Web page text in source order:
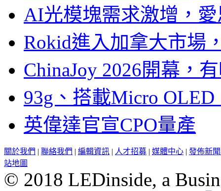
AI光模塊需求激增，
Rokid進入加拿大市場
ChinaJoy 2026開幕，
93g、搭載Micro
英偉達官宣CPO量產
關於我們 | 聯絡我們 | 編輯資訊 | 人才招募 | 媒體中心 | 發佈新
站地圖
© 2018 LEDinside, a